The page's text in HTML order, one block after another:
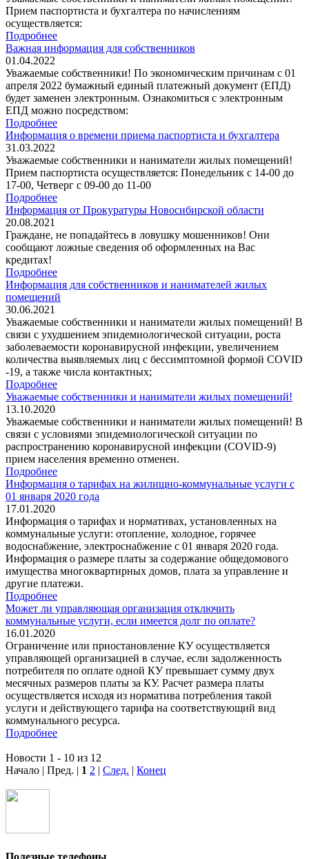
Прием паспортиста и бухгалтера по начислениям
осуществляется:
Подробнее
Важная информация для собственников
01.04.2022
Уважаемые собственники! По экономическим причинам с 01
апреля 2022 бумажный единый платежный документ (ЕПД)
будет заменен электронным. Ознакомиться с электронным
ЕПД можно посредством:
Подробнее
Информация о времени приема паспортиста и бухгалтера
31.03.2022
Уважаемые собственники и наниматели жилых помещений!
Прием паспортиста осуществляется: Понедельник с 14-00 до
17-00, Четверг с 09-00 до 11-00
Подробнее
Информация от Прокуратуры Новосибирской области
20.08.2021
Граждане, не попадайтесь в ловушку мошенников! Они
сообщают ложные сведения об оформленных на Вас
кредитах!
Подробнее
Информация для собственников и нанимателей жилых
помещений
30.06.2021
Уважаемые собственники и наниматели жилых помещений! В
связи с ухудшением эпидемиологической ситуации, роста
заболеваемости коронавирусной инфекции, увеличением
количества выявляемых лиц с бессимптомной формой COVID
-19, а также числа контактных;
Подробнее
Уважаемые собственники и наниматели жилых помещений!
13.10.2020
Уважаемые собственники и наниматели жилых помещений! В
связи с условиями эпидемиологической ситуации по
распространению коронавирусной инфекции (COVID-9)
прием населения временно отменен.
Подробнее
Информация о тарифах на жилищно-коммунальные услуги с
01 января 2020 года
17.01.2020
Информация о тарифах и нормативах, установленных на
коммунальные услуги: отопление, холодное, горячее
водоснабжение, электроснабжение с 01 января 2020 года.
Информация о размере платы за содержание общедомового
имущества многоквартирных домов, плата за управление и
другие платежи.
Подробнее
Может ли управляющая организация отключить
коммунальные услуги, если имеется долг по оплате?
16.01.2020
Ограничение или приостановление КУ осуществляется
управляющей организацией в случае, если задолженность
потребителя по оплате одной КУ превышает сумму двух
месячных размеров платы за КУ. Расчет размера платы
осуществляется исходя из норматива потребления такой
услуги и действующего тарифа на соответствующий вид
коммунального ресурса.
Подробнее
Новости 1 - 10 из 12
Начало | Пред. | 1 2 | След. | Конец
Полезные телефоны